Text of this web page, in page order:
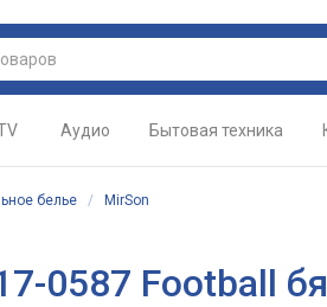
Аудио Бытовая техника
белье / MirSon
0587 Football